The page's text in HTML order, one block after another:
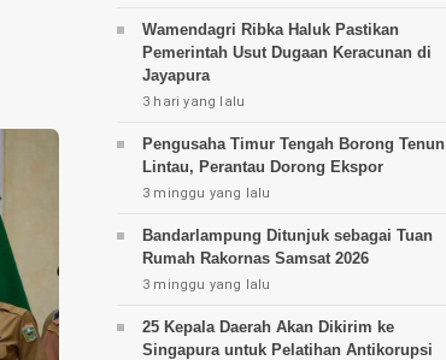
Wamendagri Ribka Haluk Pastikan
Pemerintah Usut Dugaan Keracunan di
Jayapura
3 hari yang lalu
Pengusaha Timur Tengah Borong Tenun
Lintau, Perantau Dorong Ekspor
3 minggu yang lalu
Bandarlampung Ditunjuk sebagai Tuan
Rumah Rakornas Samsat 2026
3 minggu yang lalu
25 Kepala Daerah Akan Dikirim ke
Singapura untuk Pelatihan Antikorupsi